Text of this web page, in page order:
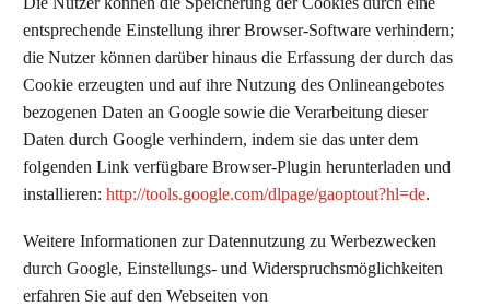
entsprechende Einstellung ihrer Browser-Software verhindern;
die Nutzer können darüber hinaus die Erfassung der durch das
Cookie erzeugten und auf ihre Nutzung des Onlineangebotes
bezogenen Daten an Google sowie die Verarbeitung dieser
Daten durch Google verhindern, indem sie das unter dem
folgenden Link verfügbare Browser-Plugin herunterladen und
installieren: http://tools.google.com/dlpage/gaoptout?hl=de.
Weitere Informationen zur Datennutzung zu Werbezwecken
durch Google, Einstellungs- und Widerspruchsmöglichkeiten
erfahren Sie auf den Webseiten von